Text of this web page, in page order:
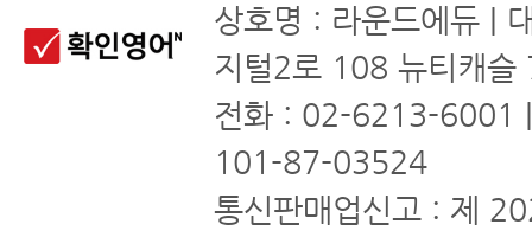
상호명 : 라운드에듀 |
지털2로 108 뉴티캐슬
전화 : 02-6213-6001
101-87-03524
통신판매업신고 : 제